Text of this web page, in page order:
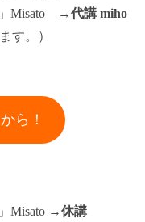
」Misato →代講 miho
す。）
ら！
Misato →休講